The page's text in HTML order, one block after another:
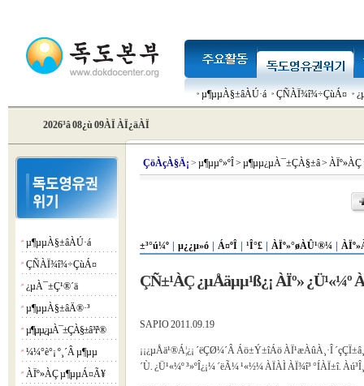
µ¶µµÀ§±âÀÚ·á ÇÑÀÏ¾î¾÷ÇùÁ¤
2026³â 08¿ù 09ÀÏ ÀÏ¿äÀÏ
¡á µ¶µµÀ§±âÀÚ·á
¡á ÇÑÀÏ¾î¾÷ÇùÁ¤
¡á ¿µÀ¯±Ç¹®´ä
¡á µ¶µµÀ§±âÄ®·³
¡á µ¶µµ¿µÀ¯±ÇÀ§±â ³í¹®
¡á ¼¼°è°¡ º¸´Â µ¶µµ
¡á ÀÏº»ÀÇ µ¶µµÁ¤Ã¥
ÇöÀçÀ§Ä¡ > µ¶µµº»ºÎ> µ¶µµ¿µÀ¯±ÇÀ§±â>
±³°ú¼º| µ¿¿µ»ó| Á¤ºÎ| ¹Î°£| ÀÏº»°øÀÛ¹®¼­|
ÇÑ±¹ÀÇ ¿µÅäµµ¹ß¿¡ ÀÏº» ¿Ü¹«¼º
SAPIO 2011.09.19
¡¡¿µÅä¹®Á¦¿¡ ´ëÇØ¼­´Â Áö±Ý±îÁö ÀÏ¹æÀûÀ¸·Î
´Ù. ¿Ü¹«¼º ³»ºÎ¿¡¼­ ´ëÃ¼ ¹«½¼ ÀÏÀÌ ÀÏ¾î³­ °ÍÀÏ±î.